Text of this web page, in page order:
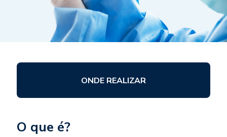
ONDE REALIZAR
O que é?